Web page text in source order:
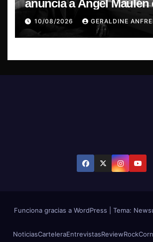
anuncia a Angel Maulén
invitado especial para
a Chile
10/08/2026 GERALDINE
Funciona gracias a WordPress Tema:
NoticiasCarteleraEntrevistasReview